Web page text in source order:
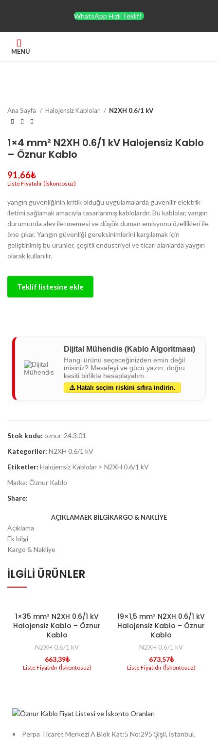
WhatsApp Hızlı Teklif!
MENÜ
Ana Sayfa Halojensiz Kablolar N2XH 0.6/1 kV
1×4 mm² N2XH 0.6/1 kV Halojensiz Kablo
– Öznur Kablo
91,66₺
yangın güvenliğinin kritik olduğu uygulamalarda güvenilir elektrik
iletimi sağlamak amacıyla tasarlanmış kablolardır. Bu kablolar, yangın
durumunda alev iletmemesi ve düşük duman emisyonu özellikleri ile
öne çıkar. Yangın güvenliği gereksinimlerini karşılamak için
geliştirilmiş bu ürünler, çeşitli endüstriyel ve ticari alanlarda yaygın
olarak kullanılır.
Teklif listesine ekle
Dijital Mühendis (Kablo Algoritması)
Hangi ürünü seçeceğinizden emin değil
misiniz? Mesafeyi ve gücü yazın, doğru
kesiti birlikte hesaplayalım.
⚠️ Hatalı seçim riskini sıfıra indirin.
Stok kodu: oznur-24.3.01
Kategoriler: N2XH 0.6/1 kV
Etiketler: Halojensiz Kablolar > N2XH 0.6/1 kV
Marka: Öznur Kablo
Share:
AÇIKLAMAEK BILGIKARGO & NAKLIYE
Açıklama
Ek bilgi
Kargo & Nakliye
İLGILI ÜRÜNLER
1×35 mm² N2XH 0.6/1 kV
Halojensiz Kablo – Öznur
Kablo
N2XH 0.6/1 kV
663,39₺
19×1,5 mm² N2XH 0.6/1 kV
Halojensiz Kablo – Öznur
Kablo
N2XH 0.6/1 kV
673,57₺
Perpa Ticaret Merkezi A Blok Kat:5 No:295 Şişli, İstanbul,